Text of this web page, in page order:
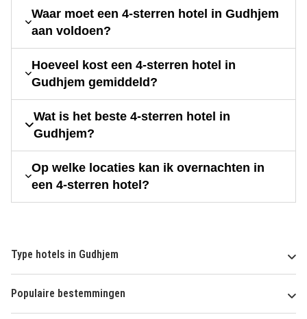
Waar moet een 4-sterren hotel in Gudhjem
aan voldoen?
Hoeveel kost een 4-sterren hotel in
Gudhjem gemiddeld?
Wat is het beste 4-sterren hotel in
Gudhjem?
Op welke locaties kan ik overnachten in
een 4-sterren hotel?
Type hotels in Gudhjem
Populaire bestemmingen